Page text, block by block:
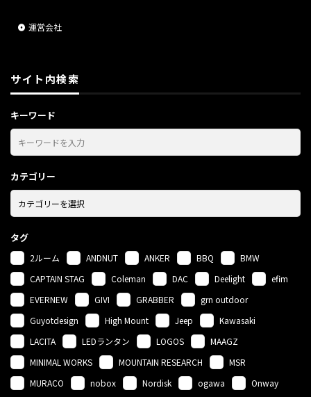
運営会社
サイト内検索
キーワード
カテゴリー
タグ
2ルーム ANDNUT ANKER BBQ
BMW
CAPTAIN STAG
Coleman DAC Deelight
efim
EVERNEW
GIVI GRABBER
grn outdoor
Guyotdesign
High Mount Jeep
Kawasaki
LACITA
LEDランタン LOGOS
MAAGZ
MINIMAL WORKS
MOUNTAIN RESEARCH
MSR
MURACO
nobox Nordisk ogawa
Onway